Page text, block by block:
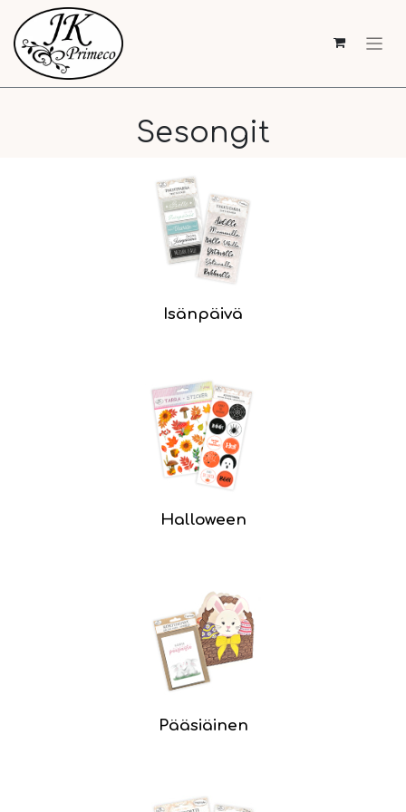
Sesongit
Isänpäivä
Halloween
Pääsiäinen